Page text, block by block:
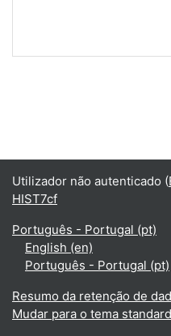
Utilizador não autenticado (
HIST7cf
Português - Portugal ‎(pt)‎
English ‎(en)‎
Português - Portugal ‎(pt)‎
Resumo da retenção de
Mudar para o tema standard